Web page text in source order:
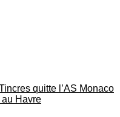
quitte l’AS Monaco
au Havre